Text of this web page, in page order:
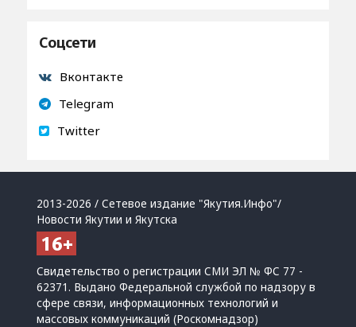
Соцсети
Вконтакте
Telegram
Twitter
2013-2026 / Сетевое издание "Якутия.Инфо"/
Новости Якутии и Якутска
Свидетельство о регистрации СМИ ЭЛ № ФС 77 -
62371. Выдано Федеральной службой по надзору в
сфере связи, информационных технологий и
массовых коммуникаций (Роскомнадзор)